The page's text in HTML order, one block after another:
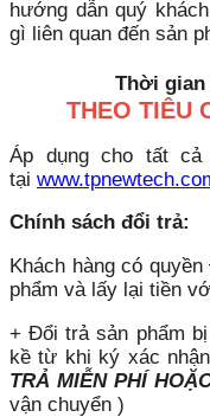
hướng dẫn quý
gì liên quan đến sản
Thời gian
THEO TIÊU
Áp dụng cho tất cả
tại
Chính sách đổi trả:
Khách hàng có
phẩm và lấy lại tiền
+ Đổi trả sản phẩm
kề từ khi ký xác
TRẢ MIỄN PHÍ
vận chuyển )